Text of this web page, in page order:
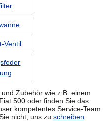
Ventil
Zubehör wie z.B. einem
500 oder finden Sie das
kompetentes Service-Team
nicht, uns zu schreiben